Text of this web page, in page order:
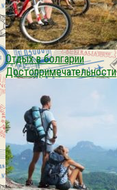
Отдых в болгарии
Достопримечательности